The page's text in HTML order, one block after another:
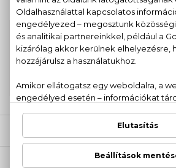
100% eredeti termékek,14 napos
garanciával
Kérdésed van, elakadtál? Hívd